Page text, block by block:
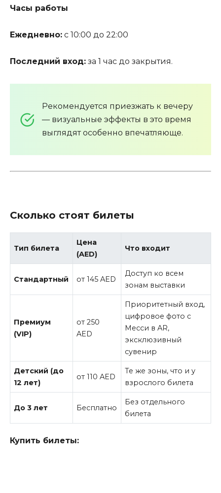
Часы работы
Ежедневно: с 10:00 до 22:00
Последний вход: за 1 час до закрытия.
Рекомендуется приезжать к вечеру
— визуальные эффекты в это время
выглядят особенно впечатляюще.
Сколько стоят билеты
Тип билета
Цена
(AED)
Что входит
Стандартный от 145 AED
Доступ ко всем
зонам выставки
Премиум
(VIP)
от 250
AED
Приоритетный вход,
цифровое фото с
Месси в AR,
эксклюзивный
сувенир
Детский (до
12 лет)
от 110 AED
Те же зоны, что и у
взрослого билета
До 3 лет Бесплатно
Без отдельного
билета
Купить билеты: